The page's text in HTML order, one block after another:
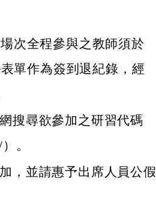
次全程參與之教師須於
單作為簽到退紀錄，經
搜尋欲參加之研習代碼
。
，並請惠予出席人員公假